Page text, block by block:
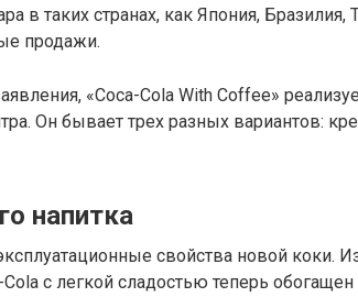
в таких странах, как Япония, Бразилия,
продажи.
«Coca-Cola With Coffee»
Он бывает трех разных вариантов:
напитка
свойства новой коки.
Cola с легкой сладостью теперь